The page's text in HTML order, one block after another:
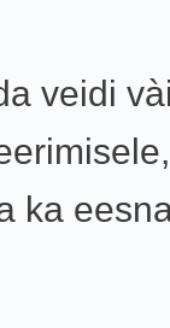
veidi
ka